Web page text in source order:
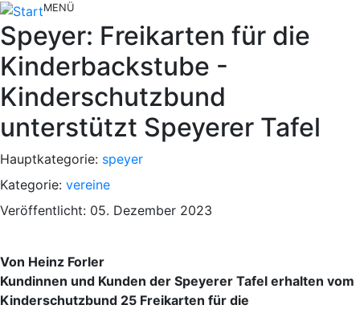
MENÜ
Speyer: Freikarten für die
Kinderbackstube -
Kinderschutzbund
unterstützt Speyerer Tafel
Hauptkategorie: speyer
Kategorie: vereine
Veröffentlicht: 05. Dezember 2023
Von Heinz Forler
Kundinnen und Kunden der Speyerer Tafel erhalten vom
Kinderschutzbund 25 Freikarten für die